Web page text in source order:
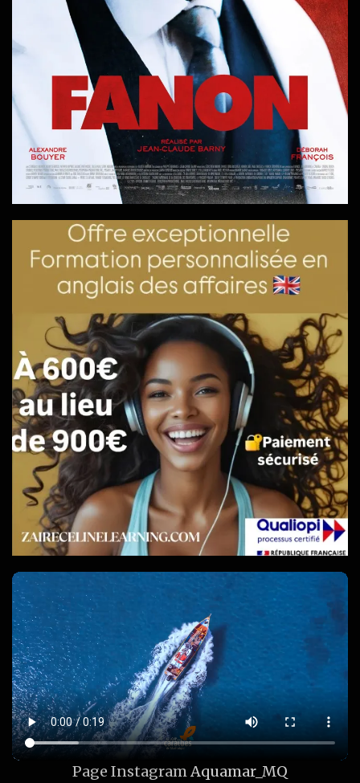
Page InstagramAquamar_MQ